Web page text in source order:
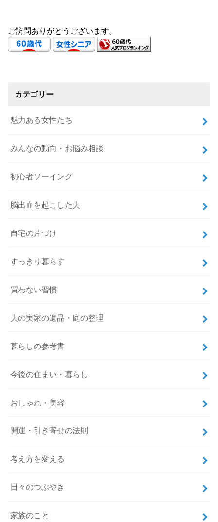
ご訪問ありがとうございます。
カテゴリー
魅力ある女性たち
みんなの動向・お悩み相談
初心者ソーイング
脳出血を起こした夫
自宅の片づけ
すっきり暮らす
買わない習慣
夫の実家の遺品・庭の整理
暮らしの参考書
今後の住まい・暮らし
おしゃれ・美容
開運・引き寄せの法則
考え方を変える
日々のつぶやき
家族のこと